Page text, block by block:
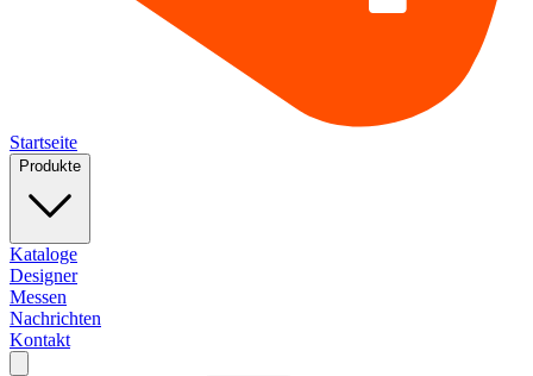
Startseite
Produkte
Kataloge
Designer
Messen
Nachrichten
Kontakt